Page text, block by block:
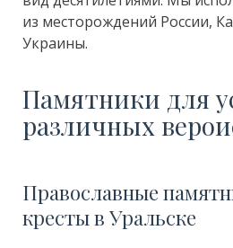
из месторождений России,
Украины.
Памятники для
различных
Православные
кресты в Уральске